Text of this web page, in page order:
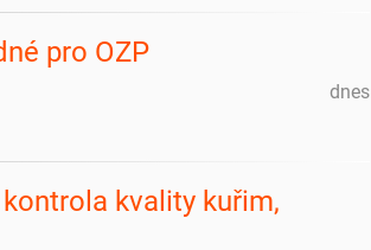
pro OZP
dnes
kvality kuřim,